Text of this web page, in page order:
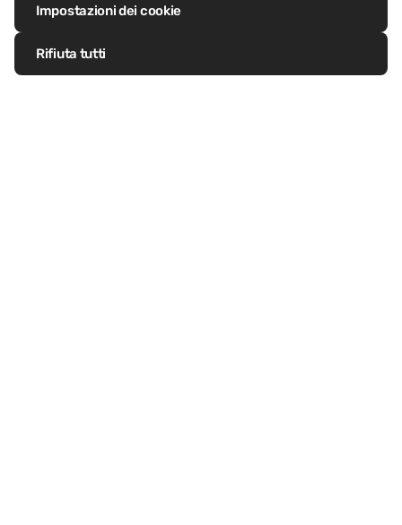
Impostazioni dei cookie
Rifiuta tutti